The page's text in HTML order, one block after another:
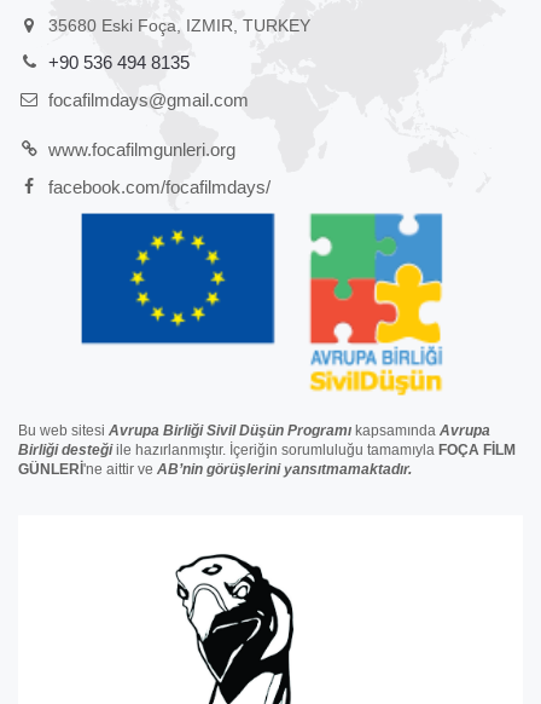
35680 Eski Foça, IZMIR, TURKEY
+90 536 494 8135
focafilmdays@gmail.com
www.focafilmgunleri.org
facebook.com/focafilmdays/
Bu web sitesi Avrupa Birliği Sivil Düşün Programı kapsamında Avrupa
Birliğidesteğiile hazırlanmıştır. İçeriğin sorumluluğu tamamıyla FOÇA FİLM
GÜNLERİ'ne aittir ve AB’nin görüşlerini yansıtmamaktadır.